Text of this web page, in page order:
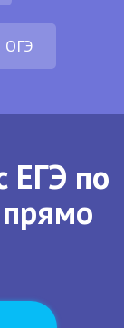
ОГЭ
ЕГЭ по